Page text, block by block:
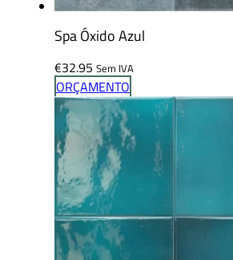
Spa Óxido Azul
€32.95 Sem IVA
ORÇAMENTO